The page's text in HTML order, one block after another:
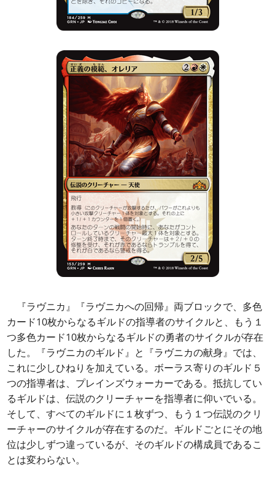
『ラヴニカ』『ラヴニカへの回帰』両ブロックで、多色
カード10枚からなるギルドの指導者のサイクルと、もう１
つ多色カード10枚からなるギルドの勇者のサイクルが存在
した。『ラヴニカのギルド』と『ラヴニカの献身』では、
これに少しひねりを加えている。ボーラス寄りのギルド５
つの指導者は、プレインズウォーカーである。抵抗してい
るギルドは、伝説のクリーチャーを指導者に仰いでいる。
そして、すべてのギルドに１枚ずつ、もう１つ伝説のクリ
ーチャーのサイクルが存在するのだ。ギルドごとにその地
位は少しずつ違っているが、そのギルドの構成員であるこ
とは変わらない。